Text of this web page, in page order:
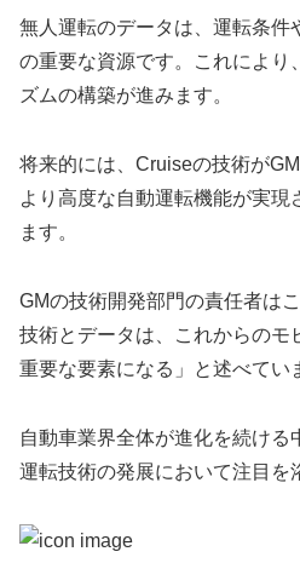
無人運転のデータは、運転条件
の重要な資源です。これにより
ズムの構築が進みます。
将来的には、Cruiseの技術が
より高度な自動運転機能が実現
ます。
GMの技術開発部門の責任者は
技術とデータは、これからのモ
重要な要素になる」と述べてい
自動車業界全体が進化を続ける
運転技術の発展において注目を